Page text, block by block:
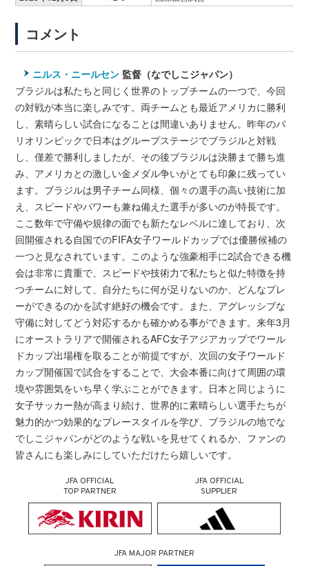
コメント
ニルス・ニールセン 監督（なでしこジャパン）
ブラジルは私たちと同じく世界のトップチームの一つで、今回
の対戦が本当に楽しみです。両チームとも最近アメリカに勝利
し、素晴らしい試合になることは間違いありません。昨年のパ
リオリンピックで日本はグループステージでブラジルと対戦
し、僅差で勝利しましたが、その後ブラジルは決勝まで勝ち進
み、アメリカとの激しい金メダル争いがとても印象に残ってい
ます。ブラジルは男子チーム同様、個々の選手の高い技術に加
え、スピードやパワーも兼ね備えた選手が多いのが特長です。
ここ数年で守備や規律の面でも新たなレベルに達しており、次
回開催される自国でのFIFA女子ワールドカップでは優勝候補の
一つと見なされています。このような強豪相手に2試合できる機
会は非常に貴重で、スピードや技術力で私たちと似た特徴を持
つチームに対して、自分たちに何が足りないのか、どんなプレ
ーができるのかを試す絶好の機会です。また、アグレッシブな
守備に対してどう対応するかも確かめる事ができます。来年3月
にオーストラリアで開催されるAFC女子アジアカップでワール
ドカップ出場権を取ることが前提ですが、次回の女子ワールド
カップ開催国で試合をすることで、大会本番に向けて周囲の環
境や雰囲気をいち早く学ぶことができます。日本と同じように
女子サッカー熱が高まり続け、世界的に素晴らしい選手たちが
魅力的かつ効果的なプレースタイルを学び、ブラジルの地でな
でしこジャパンがどのような戦いを見せてくれるか、ファンの
皆さんにも楽しみにしていただけたら嬉しいです。
JFA OFFICIAL
TOP PARTNER
JFA OFFICIAL
SUPPLIER
JFA MAJOR PARTNER